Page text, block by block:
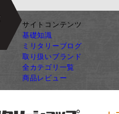
サイトコンテンツ
基礎知識
ミリタリーブログ
取り扱いブランド
全カテゴリ一覧
商品レビュー